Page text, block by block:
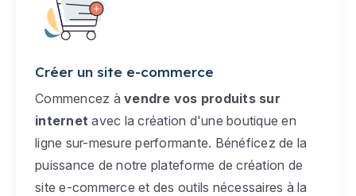
Créer un site e-commerce
Commencez à vendre vos produits sur
internet avec la création d'une boutique en
ligne sur-mesure performante. Bénéficez de la
puissance de notre plateforme de création de
site e-commerce et des outils nécessaires à la